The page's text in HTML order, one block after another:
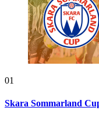
01
Skara Sommarland